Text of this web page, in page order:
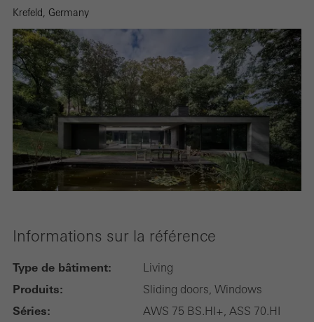
Krefeld, Germany
Informations sur la référence
Type de bâtiment: Living
Produits: Sliding doors, Windows
Séries: AWS 75 BS.HI+, ASS 70.HI